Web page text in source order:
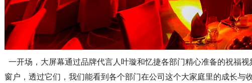
一开场，大屏幕通过品牌代言人叶璇和忆捷各部门精心准备的祝福
窗户，透过它们，我们能看到各个部门在公司这个大家庭里的成长与